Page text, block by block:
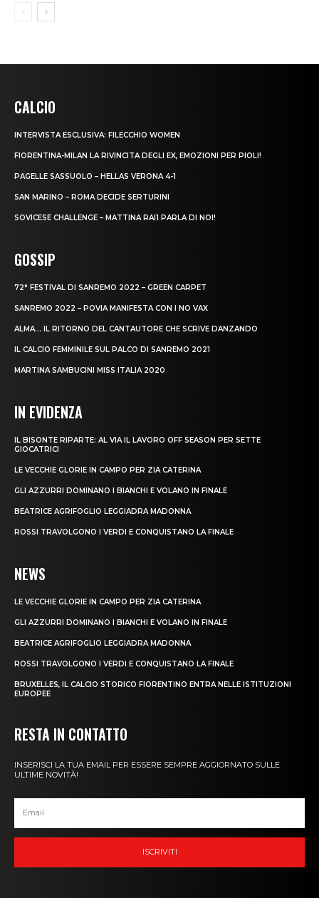
CALCIO
INTERVISTA ESCLUSIVA: FILECCHIO WOMEN
FIORENTINA-MILAN LA RIVINCITA DEGLI EX, EMOZIONI PER PIOLI!
PAGELLE SASSUOLO – HELLAS VERONA 4-1
SAN MARINO – ROMA DECIDE SERTURINI
SOVICESE CHALLENGE – MATTINA RAI1 PARLA DI NOI!
GOSSIP
72° FESTIVAL DI SANREMO 2022 – GREEN CARPET
SANREMO 2022 – POVIA MANIFESTA CON I NO VAX
ALMA… IL RITORNO DEL CANTAUTORE CHE SCRIVE DANZANDO
IL CALCIO FEMMINILE SUL PALCO DI SANREMO 2021
MARTINA SAMBUCINI MISS ITALIA 2020
IN EVIDENZA
IL BISONTE RIPARTE: AL VIA IL LAVORO OFF SEASON PER SETTE
GIOCATRICI
LE VECCHIE GLORIE IN CAMPO PER ZIA CATERINA
GLI AZZURRI DOMINANO I BIANCHI E VOLANO IN FINALE
BEATRICE AGRIFOGLIO LEGGIADRA MADONNA
ROSSI TRAVOLGONO I VERDI E CONQUISTANO LA FINALE
NEWS
LE VECCHIE GLORIE IN CAMPO PER ZIA CATERINA
GLI AZZURRI DOMINANO I BIANCHI E VOLANO IN FINALE
BEATRICE AGRIFOGLIO LEGGIADRA MADONNA
ROSSI TRAVOLGONO I VERDI E CONQUISTANO LA FINALE
BRUXELLES, IL CALCIO STORICO FIORENTINO ENTRA NELLE ISTITUZIONI
EUROPEE
RESTA IN CONTATTO
INSERISCI LA TUA EMAIL PER ESSERE SEMPRE AGGIORNATO SULLE
ULTIME NOVITÀ!
ISCRIVITI